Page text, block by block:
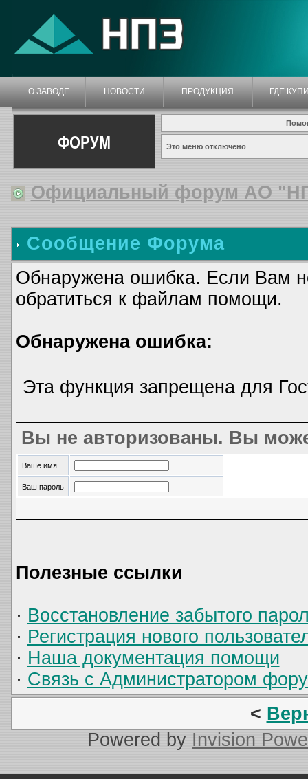
О ЗАВОДЕ НОВОСТИ ПРОДУКЦИЯ ГДЕ
ФОРУМ Это меню отключено
Официальный форум АО
Сообщение Форума
Обнаружена ошибка. Если Вам
обратиться к файлам помощи.
Обнаружена ошибка:
Эта функция запрещена для
Вы не авторизованы. Вы
Ваше имя
Ваш пароль
Полезные ссылки
· Восстановление забытого
· Регистрация нового
· Наша документация помощи
· Связь с Администратором
<
Powered by Invision